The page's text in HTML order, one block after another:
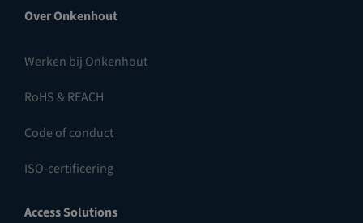
Over Onkenhout
Werken bij Onkenhout
RoHS & REACH
Code of conduct
ISO-certificering
Access Solutions